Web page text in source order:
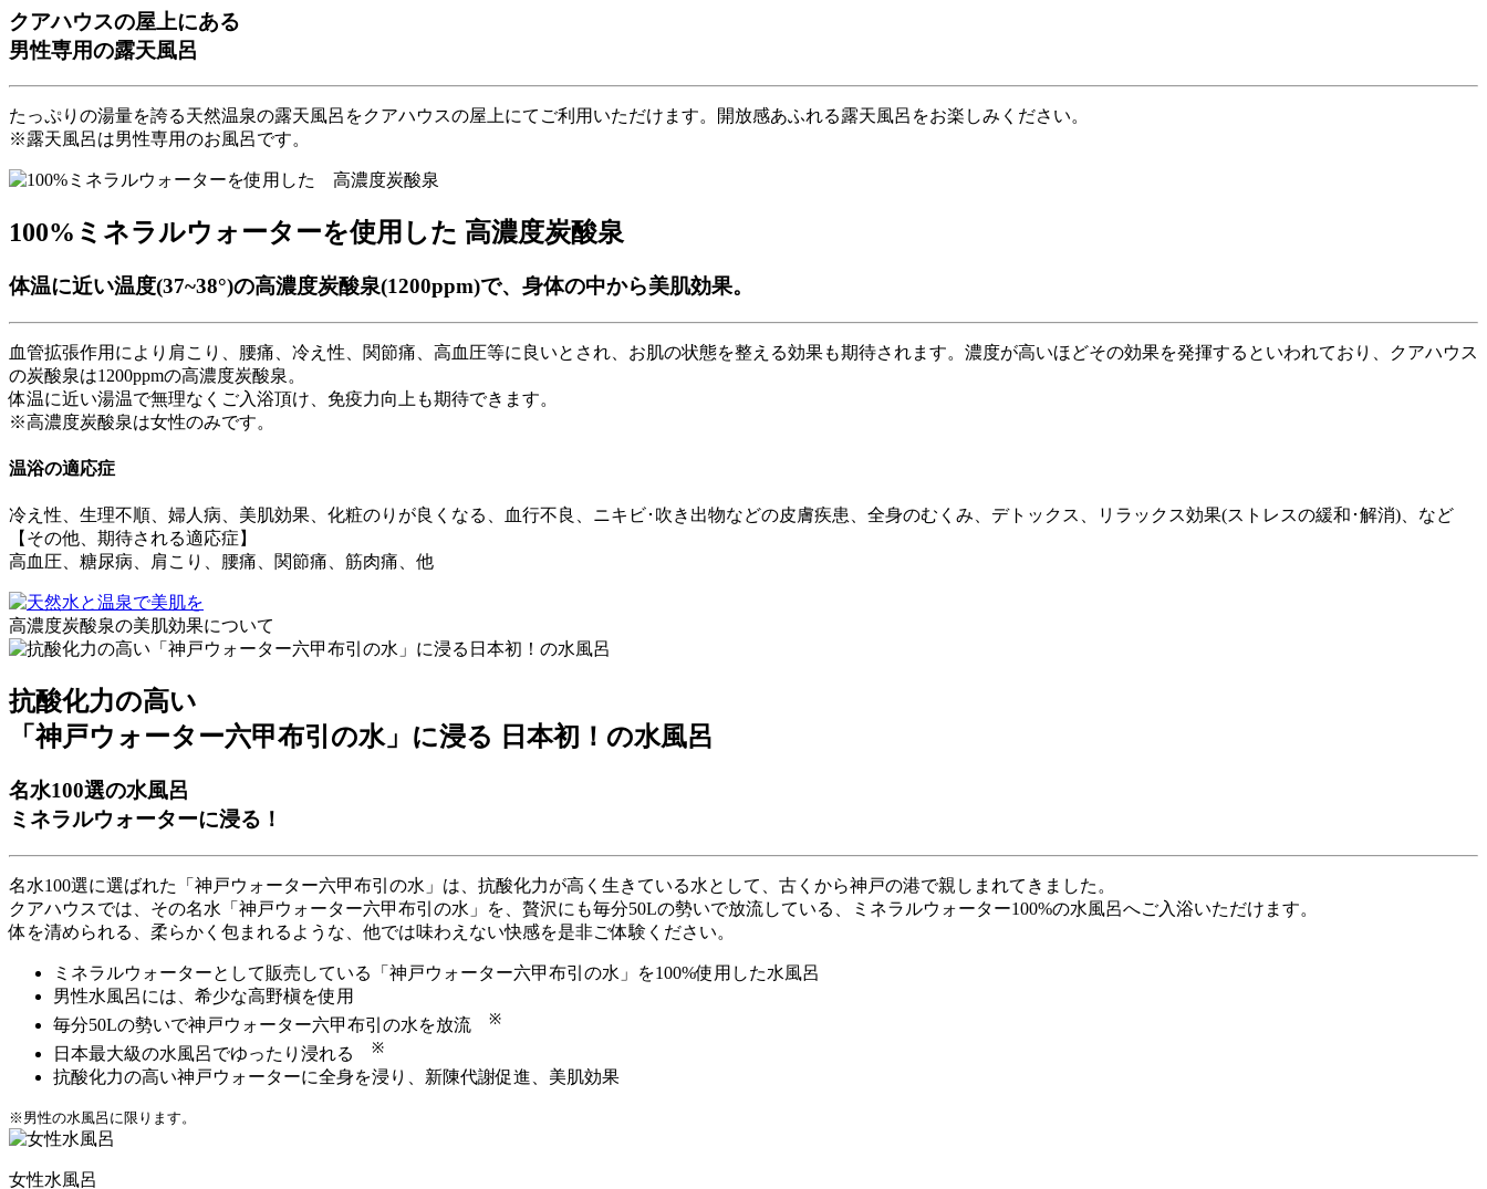
クアハウスの屋上にある
男性専用の露天風呂
たっぷりの湯量を誇る天然温泉の露天風呂をクアハウスの屋上にてご利用いただけます。開放感あふれる露天風呂をお楽しみください。
※露天風呂は男性専用のお風呂です。
100%ミネラルウォーターを使用した 高濃度炭酸泉
体温に近い温度(37~38°)の高濃度炭酸泉(1200ppm)で、身体の中から美肌効果。
血管拡張作用により肩こり、腰痛、冷え性、関節痛、高血圧等に良いとされ、お肌の状態を整える効果も期待されます。濃度が高いほどその効果を発揮するといわれており、クアハウス
の炭酸泉は1200ppmの高濃度炭酸泉。
体温に近い湯温で無理なくご入浴頂け、免疫力向上も期待できます。
※高濃度炭酸泉は女性のみです。
温浴の適応症
冷え性、生理不順、婦人病、美肌効果、化粧のりが良くなる、血行不良、ニキビ･吹き出物などの皮膚疾患、全身のむくみ、デトックス、リラックス効果(ストレスの緩和･解消)、など
【その他、期待される適応症】
高血圧、糖尿病、肩こり、腰痛、関節痛、筋肉痛、他
高濃度炭酸泉の美肌効果について
抗酸化力の高い
「神戸ウォーター六甲布引の水」に浸る 日本初！の水風呂
名水100選の水風呂
ミネラルウォーターに浸る！
名水100選に選ばれた「神戸ウォーター六甲布引の水」は、抗酸化力が高く生きている水として、古くから神戸の港で親しまれてきました。
クアハウスでは、その名水「神戸ウォーター六甲布引の水」を、贅沢にも毎分50Lの勢いで放流している、ミネラルウォーター100%の水風呂へご入浴いただけます。
体を清められる、柔らかく包まれるような、他では味わえない快感を是非ご体験ください。
ミネラルウォーターとして販売している「神戸ウォーター六甲布引の水」を100%使用した水風呂
男性水風呂には、希少な高野槇を使用
毎分50Lの勢いで神戸ウォーター六甲布引の水を放流 ※
日本最大級の水風呂でゆったり浸れる ※
抗酸化力の高い神戸ウォーターに全身を浸り、新陳代謝促進、美肌効果
※男性の水風呂に限ります。
女性水風呂